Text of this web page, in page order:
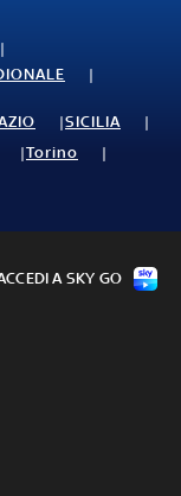
SICILIA
Torino
A SKY GO